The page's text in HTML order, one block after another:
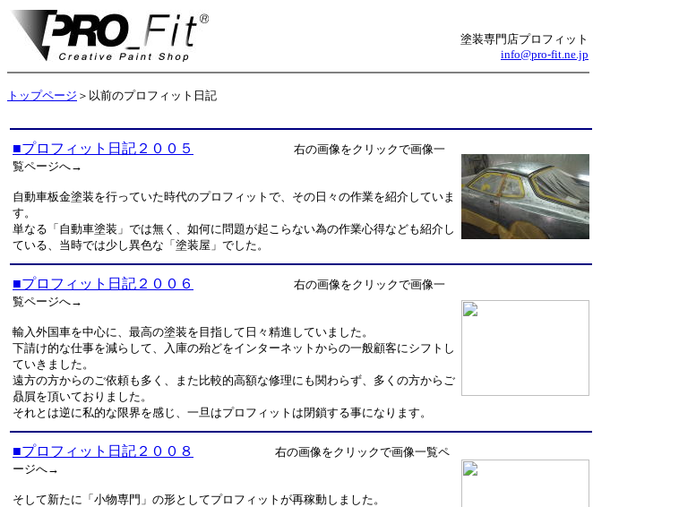
塗装専門店プロフィット
info@pro-fit.ne.jp
トップページ ＞以前のプロフィット日記
■プロフィット日記２００５
右の画像をクリックで画像一
覧ページへ→
自動車板金塗装を行っていた時代のプロフィットで、その日々の作業を紹介していま
す。
単なる「自動車塗装」では無く、如何に問題が起こらない為の作業心得なども紹介し
ている、当時では少し異色な「塗装屋」でした。
■プロフィット日記２００６
右の画像をクリックで画像一
覧ページへ→
輸入外国車を中心に、最高の塗装を目指して日々精進していました。
下請け的な仕事を減らして、入庫の殆どをインターネットからの一般顧客にシフトし
ていきました。
遠方の方からのご依頼も多く、また比較的高額な修理にも関わらず、多くの方からご
贔屓を頂いておりました。
それとは逆に私的な限界を感じ、一旦はプロフィットは閉鎖する事になります。
■プロフィット日記２００８
右の画像をクリックで画像一覧ペ
ージへ→
そして新たに「小物専門」の形としてプロフィットが再稼動しました。